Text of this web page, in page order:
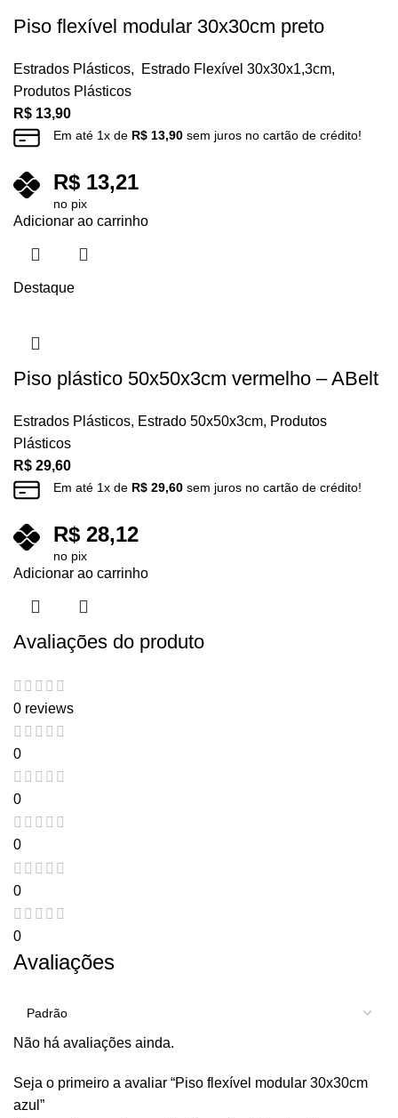
Piso flexível modular 30x30cm preto
Estrados Plásticos, Estrado Flexível 30x30x1,3cm,
Produtos Plásticos
R$ 13,90
Em até 1x de R$ 13,90 sem juros no cartão de crédito!
R$ 13,21
no pix
Adicionar ao carrinho
Destaque
Piso plástico 50x50x3cm vermelho – ABelt
Estrados Plásticos, Estrado 50x50x3cm, Produtos
Plásticos
R$ 29,60
Em até 1x de R$ 29,60 sem juros no cartão de crédito!
R$ 28,12
no pix
Adicionar ao carrinho
Avaliações do produto
0 reviews
0
0
0
0
0
Avaliações
Não há avaliações ainda.
Seja o primeiro a avaliar “Piso flexível modular 30x30cm
azul”